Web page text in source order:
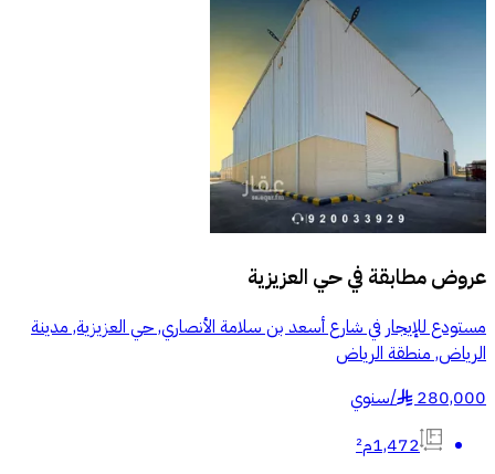
عروض مطابقة فيحي العزيزية
مستودع للإيجار في شارع أسعد بن سلامة الأنصاري, حي العزيزية, مدينة
الرياض, منطقة الرياض
280,000
§
/سنوي
1,472م²